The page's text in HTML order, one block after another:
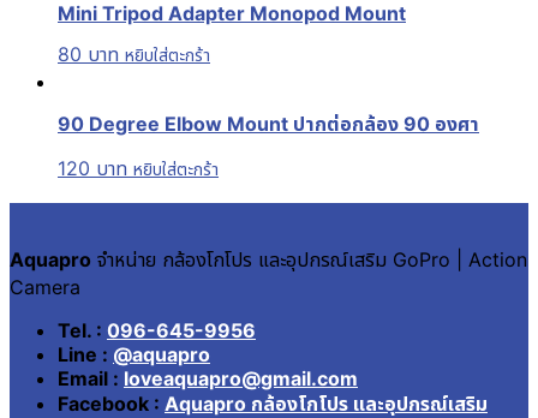
Mini Tripod Adapter Monopod Mount
80 บาท หยิบใส่ตะกร้า
90 Degree Elbow Mount ปากต่อกล้อง 90 องศา
120 บาท หยิบใส่ตะกร้า
Aquapro จำหน่าย กล้องโกโปร และอุปกรณ์เสริม GoPro | Action
Camera
Tel. : 096-645-9956
Line : @aquapro
Email : loveaquapro@gmail.com
Facebook : Aquapro กล้องโกโปร และอุปกรณ์เสริม